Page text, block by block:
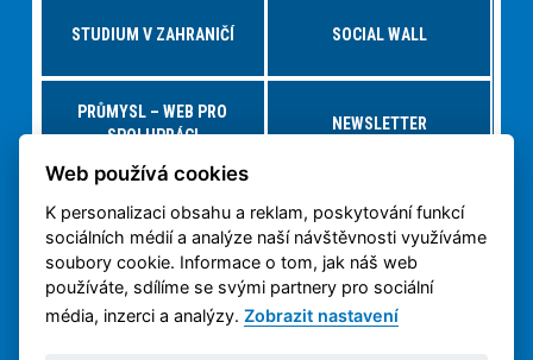
STUDIUM V ZAHRANIČÍ SOCIAL WALL
PRŮMYSL – WEB PRO
SPOLUPRÁCI
NEWSLETTER
NABÍDKY PRÁCE – JOBS FS VIRTUÁLNÍ PROHLÍDKA
3D TISK NA ČVUT
OCHRANA OSOBNÍCH
ÚDAJŮ
Web používá cookies
K personalizaci obsahu a reklam, poskytování funkcí
sociálních médií a analýze naší návštěvnosti využíváme
soubory cookie. Informace o tom, jak náš web
používáte, sdílíme se svými partnery pro sociální
média, inzerci a analýzy.Zobrazit nastavení